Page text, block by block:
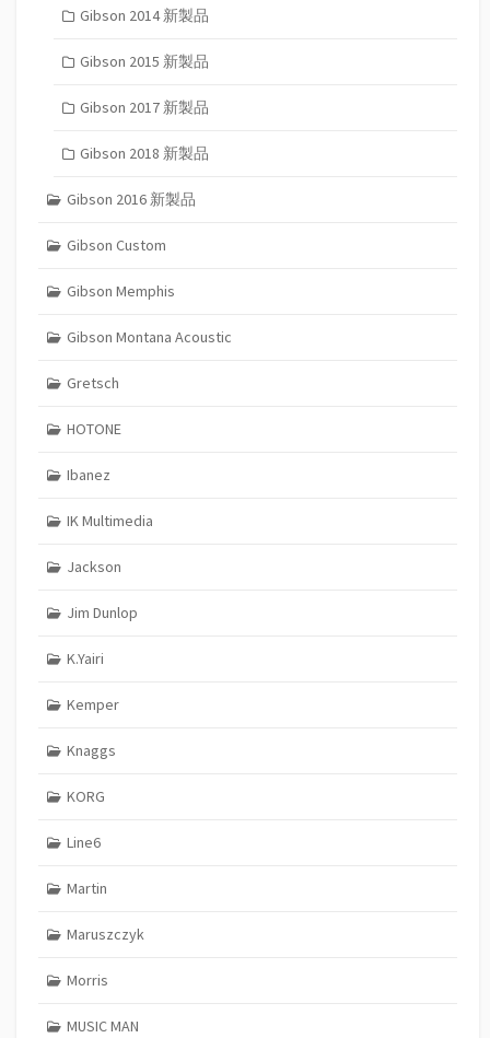
Gibson 2014 新製品
Gibson 2015 新製品
Gibson 2017 新製品
Gibson 2018 新製品
Gibson 2016 新製品
Gibson Custom
Gibson Memphis
Gibson Montana Acoustic
Gretsch
HOTONE
Ibanez
IK Multimedia
Jackson
Jim Dunlop
K.Yairi
Kemper
Knaggs
KORG
Line6
Martin
Maruszczyk
Morris
MUSIC MAN